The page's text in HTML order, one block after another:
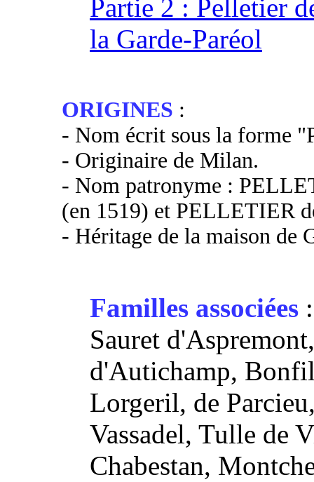
Partie 2 : Pelletier
la Garde-Paréol
ORIGINES :
- Nom écrit sous la forme
- Originaire de Milan.
- Nom patronyme :
(en 1519) et PELLETIER
- Héritage de la maison de
Familles associées
Sauret
d'Autichamp,
Lorgeril, de
Vassadel, Tulle de
Chabestan,